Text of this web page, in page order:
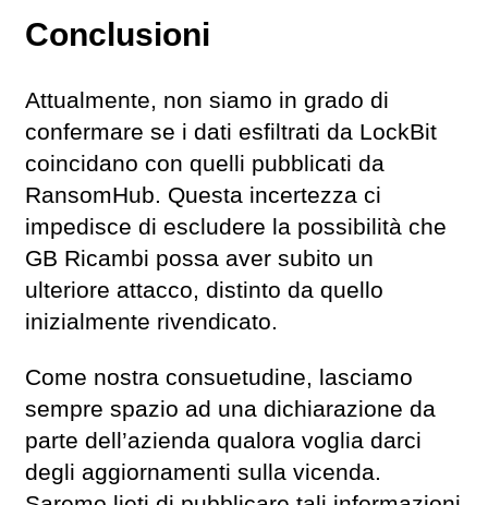
Conclusioni
Attualmente, non siamo in grado di
confermare se i dati esfiltrati da LockBit
coincidano con quelli pubblicati da
RansomHub. Questa incertezza ci
impedisce di escludere la possibilità che
GB Ricambi possa aver subito un
ulteriore attacco, distinto da quello
inizialmente rivendicato.
Come nostra consuetudine, lasciamo
sempre spazio ad una dichiarazione da
parte dell’azienda qualora voglia darci
degli aggiornamenti sulla vicenda.